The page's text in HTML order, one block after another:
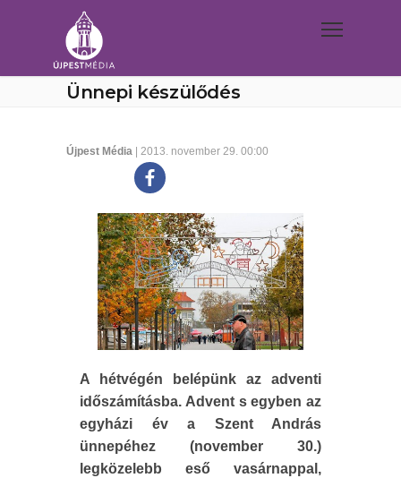
Ünnepi készülődés
Újpest Média | 2013. november 29. 00:00
A hétvégén belépünk az adventi
időszámításba. Advent s egyben az
egyházi év a Szent András
ünnepéhez (november 30.)
legközelebb eső vasárnappal,